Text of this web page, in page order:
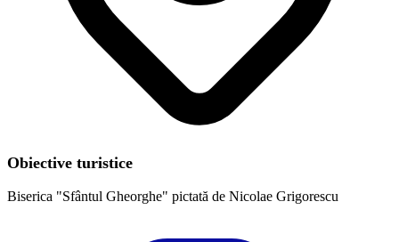
Obiective turistice
Biserica "Sfântul Gheorghe" pictată de Nicolae Grigorescu